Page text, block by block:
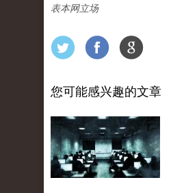
表本网立场
您可能感兴趣的文章